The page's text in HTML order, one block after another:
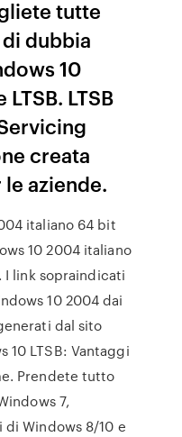
tutte
dubbia
10
LTSB
creata
aziende.
italiano 64 bit
10 2004 italiano
I link sopraindicati
10 2004 dai
dal sito
10 LTSB: Vantaggi
Prendete tutto
7,
Windows 8/10 e